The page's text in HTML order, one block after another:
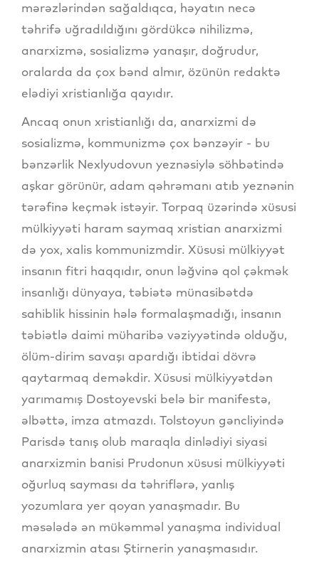
mərəzlərindən sağaldıqca, həyatın necə
təhrifə uğradıldığını gördükcə nihilizmə,
anarxizmə, sosializmə yanaşır, doğrudur,
oralarda da çox bənd almır, özünün redaktə
elədiyi xristianlığa qayıdır.
Ancaq onun xristianlığı da, anarxizmi də
sosializmə, kommunizmə çox bənzəyir - bu
bənzərlik Nexlyudovun yeznəsiylə söhbətində
aşkar görünür, adam qəhrəmanı atıb yeznənin
tərəfinə keçmək istəyir. Torpaq üzərində xüsusi
mülkiyyəti haram saymaq xristian anarxizmi
də yox, xalis kommunizmdir. Xüsusi mülkiyyət
insanın fitri haqqıdır, onun ləğvinə qol çəkmək
insanlığı dünyaya, təbiətə münasibətdə
sahiblik hissinin hələ formalaşmadığı, insanın
təbiətlə daimi müharibə vəziyyətində olduğu,
ölüm-dirim savaşı apardığı ibtidai dövrə
qaytarmaq deməkdir. Xüsusi mülkiyyətdən
yarımamış Dostoyevski belə bir manifestə,
əlbəttə, imza atmazdı. Tolstoyun gəncliyində
Parisdə tanış olub maraqla dinlədiyi siyasi
anarxizmin banisi Prudonun xüsusi mülkiyyəti
oğurluq sayması da təhriflərə, yanlış
yozumlara yer qoyan yanaşmadır. Bu
məsələdə ən mükəmməl yanaşma individual
anarxizmin atası Ştirnerin yanaşmasıdır.